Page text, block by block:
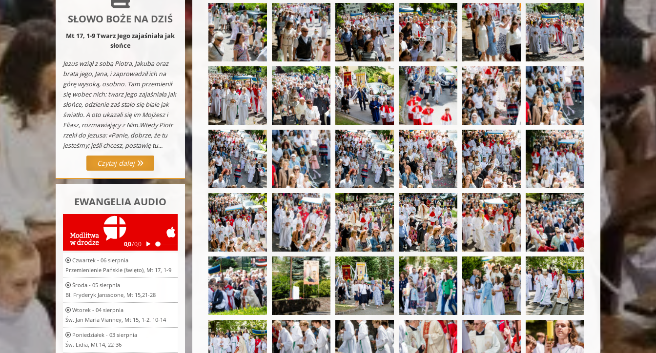
SŁOWO BOŻE NA DZIŚ
Mt 17, 1-9 Twarz Jego zajaśniała jak
słońce
Jezus wziął z sobą Piotra, Jakuba oraz
brata jego, Jana, i zaprowadził ich na
górę wysoką, osobno. Tam przemienił
się wobec nich: twarz Jego zajaśniała jak
słońce, odzienie zaś stało się białe jak
światło. A oto ukazali się im Mojżesz i
Eliasz, rozmawiający z Nim.Wtedy Piotr
rzekł do Jezusa: «Panie, dobrze, że tu
jesteśmy; jeśli chcesz, postawię tu...
Czytaj dalej
EWANGELIA AUDIO
Czwartek - 06 sierpnia
Przemienienie Pańskie (święto), Mt 17, 1-9
Środa - 05 sierpnia
Bł. Fryderyk Janssoone, Mt 15,21-28
Wtorek - 04 sierpnia
Św. Jan Maria Vianney, Mt 15, 1-2. 10-14
Poniedziałek - 03 sierpnia
Św. Lidia, Mt 14, 22-36